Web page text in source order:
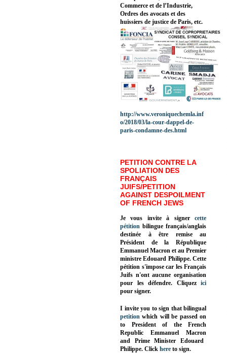
Commerce et de l’Industrie,
Ordres des avocats et des
huissiers de justice de Paris, etc.
http://www.veroniquechemla.inf
o/2018/03/la-cour-dappel-de-
paris-condamne-des.html
PETITION CONTRE LA
SPOLIATION DES
FRANÇAIS
JUIFS/PETITION
AGAINST DESPOILMENT
OF FRENCH JEWS
Je vous invite à signer cette
pétition bilingue français/anglais
destinée à être remise au
Président de la République
Emmanuel Macron et au Premier
ministre Edouard Philippe. Cette
pétition s'impose car les Français
Juifs n'ont aucune organisation
pour les défendre. Cliquez
ici
pour signer.
I invite you to sign that bilingual
petition which will be passed on
to President of the French
Republic Emmanuel Macron
and Prime Minister Edouard
Philippe. Click here to sign.